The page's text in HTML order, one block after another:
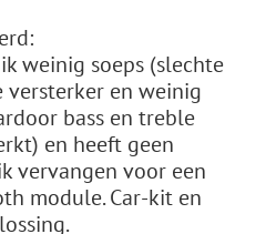
weinig soeps (slechte
versterker en weinig
bass en treble
en heeft geen
vervangen voor een
module. Car-kit en